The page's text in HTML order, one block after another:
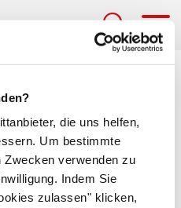
die uns helfen,
Um bestimmte
Zwecken verwenden zu
Indem Sie
zulassen" klicken,
Körpers aus
passiver
den daran ansetzenden
(aktiver